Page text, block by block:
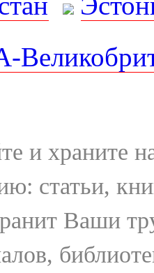
и храните
статьи,
Ваши